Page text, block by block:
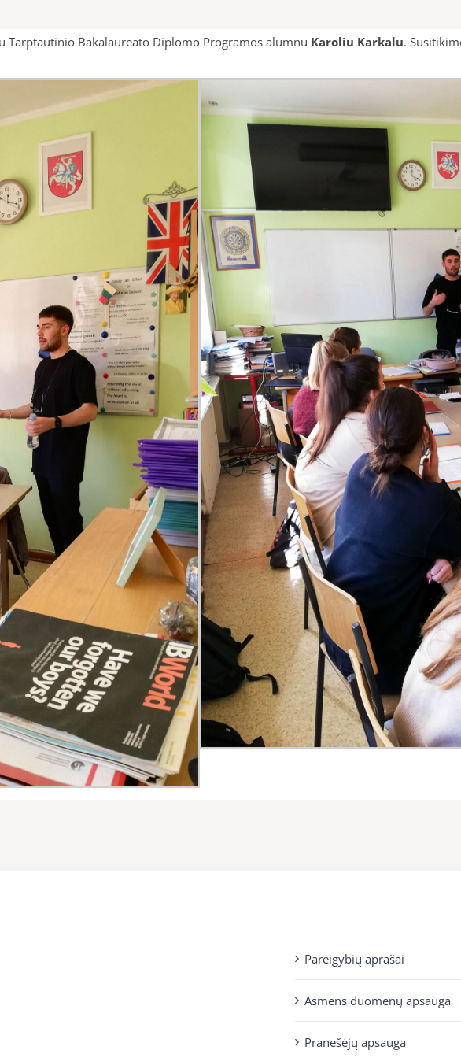
Tarptautinio Bakalaureato Diplomo Programos alumnu Karoliu Karkalu.
Pareigybių aprašai
Asmens duomenų apsauga
Pranešėjų apsauga